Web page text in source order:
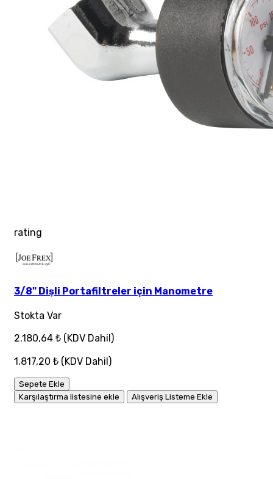
rating
3/8" Dişli Portafiltreler için Manometre
Stokta Var
2.180,64 ₺ (KDV Dahil)
1.817,20 ₺ (KDV Dahil)
Sepete Ekle
Karşılaştırma listesine ekle
Alışveriş Listeme Ekle